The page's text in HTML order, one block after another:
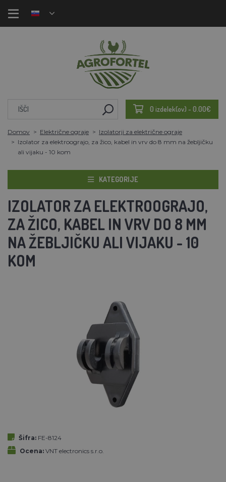
0 izdelek(ov) - 0.00€
Domov Električne ograje
Izolatorji za električne ograje
Izolator za elektroograjo, za žico, kabel in vrv do 8 mm na žebljičku
ali vijaku - 10 kom
KATEGORIJE
IZOLATOR ZA ELEKTROOGRAJO,
ZA ŽICO, KABEL IN VRV DO 8 MM
NA ŽEBLJIČKU ALI VIJAKU - 10
KOM
Šifra: FE-8124
Ocena: VNT electronics s.r.o.